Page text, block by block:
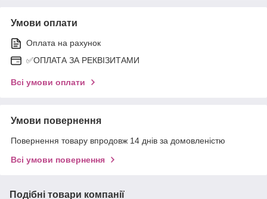
Умови оплати
Оплата на рахунок
✅ОПЛАТА ЗА РЕКВІЗИТАМИ
Всі умови оплати
Умови повернення
Повернення товару впродовж 14 днів за домовленістю
Всі умови повернення
Подібні товари компанії